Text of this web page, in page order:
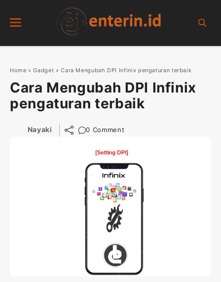
Menu
Home »Gadget »Cara Mengubah DPI Infinix pengaturan terbaik
Cara Mengubah DPI Infinix
pengaturan terbaik
Nayaki 0 Comment